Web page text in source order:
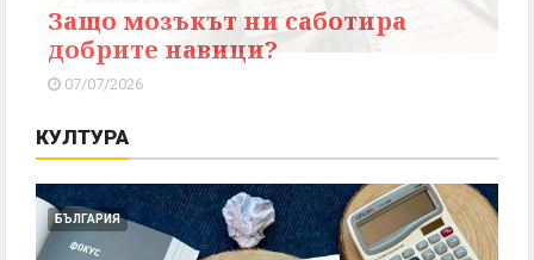
Защо мозъкът ни саботира
добрите навици?
07/07/2026
КУЛТУРА
БЪЛГАРИЯ